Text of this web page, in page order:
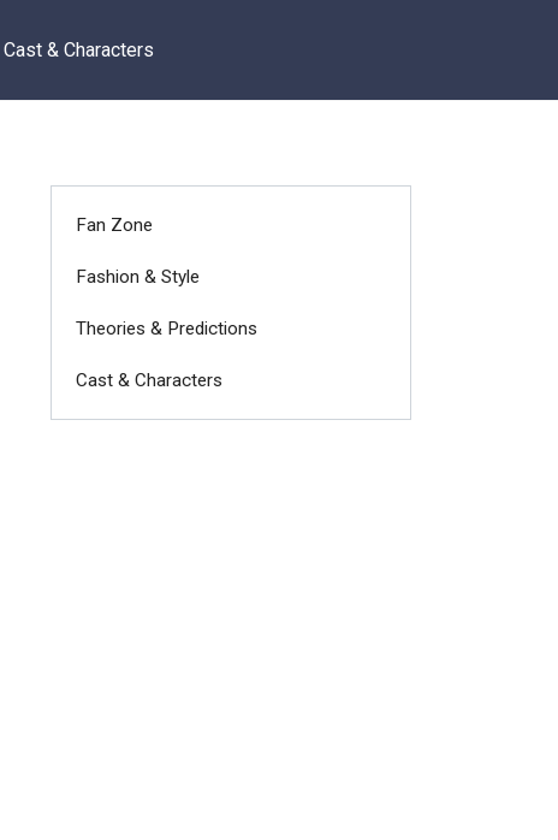
Cast & Characters
Fan Zone
Fashion & Style
Theories & Predictions
Cast & Characters